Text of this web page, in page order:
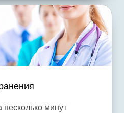
несколько минут